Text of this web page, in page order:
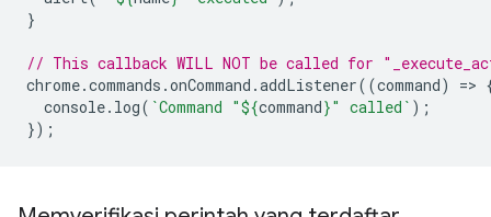
}
// This callback WILL NOT be called for
chrome.commands .onCommand .addListener((command) =>
console. log( `Command "${command}" called` );
});